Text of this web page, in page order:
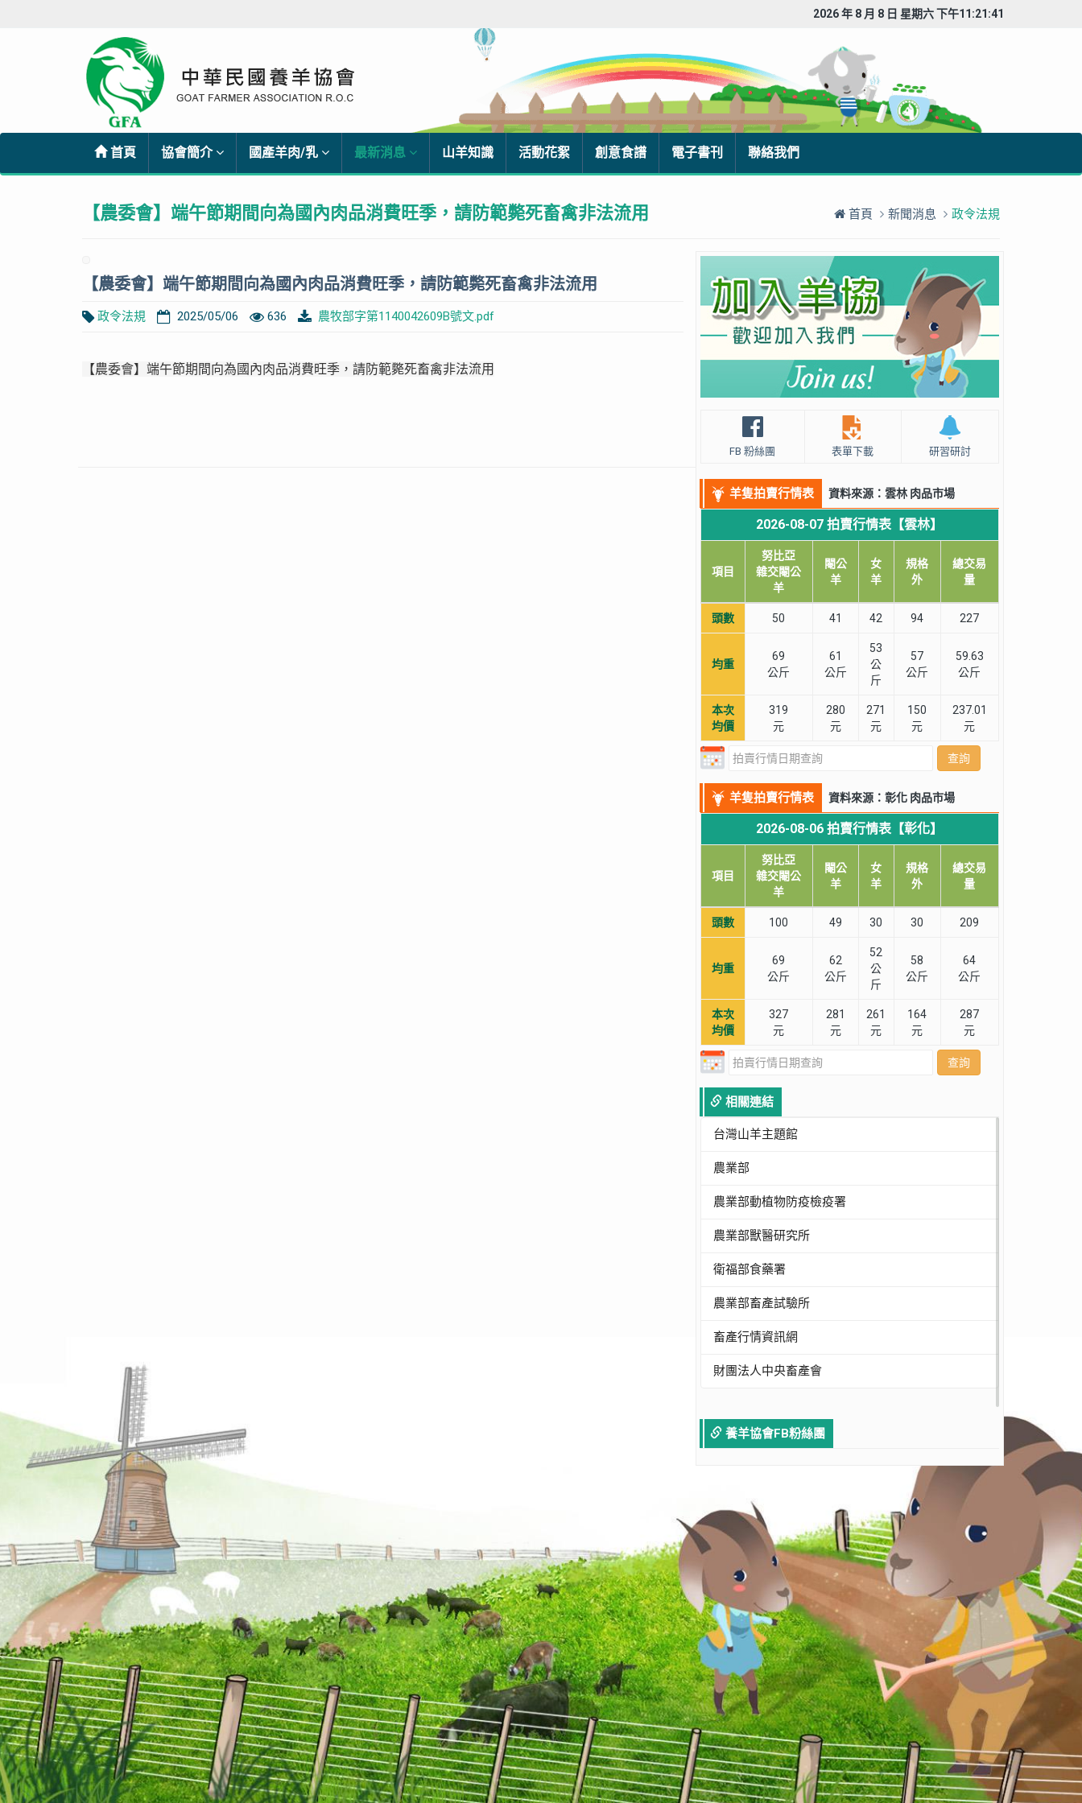
2026 年 8 月 8 日 星期六 下午11:21:42
首頁 協會簡介 國產羊肉/乳 最新消息 山羊知識 活動花絮 創意食譜 電子書刊 聯絡我們
【農委會】端午節期間向為國內肉品消費旺季，請防範斃死畜禽非法流用 首頁 新聞消息 政令法規
【農委會】端午節期間向為國內肉品消費旺季，請防範斃死畜禽非法流用
政令法規 2025/05/06 636 農牧部字第1140042609B號文.pdf
【農委會】端午節期間向為國內肉品消費旺季，請防範斃死畜禽非法流用
FB 粉絲團 表單下載 研習研討
羊隻拍賣行情表 資料來源：雲林 肉品市場
2026-08-07 拍賣行情表【雲林】
項目
努比亞
雜交閹公
羊
閹公
羊
女
羊
規格
外
總交易
量
頭數 50 41 42 94 227
均重
69
公斤
61
公斤
53
公
斤
57
公斤
59.63
公斤
本次
均價
319
元
280
元
271
元
150
元
237.01
元
查詢
羊隻拍賣行情表 資料來源：彰化 肉品市場
2026-08-06 拍賣行情表【彰化】
項目
努比亞
雜交閹公
羊
閹公
羊
女
羊
規格
外
總交易
量
頭數 100 49 30 30 209
均重
69
公斤
62
公斤
52
公
斤
58
公斤
64
公斤
本次
均價
327
元
281
元
261
元
164
元
287
元
查詢
相關連結
台灣山羊主題館
農業部
農業部動植物防疫檢疫署
農業部獸醫研究所
衛福部食藥署
農業部畜產試驗所
畜產行情資訊網
財團法人中央畜產會
養羊協會FB粉絲團